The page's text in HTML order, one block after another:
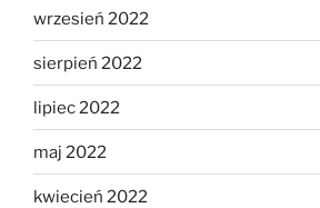
wrzesień 2022
sierpień 2022
lipiec 2022
maj 2022
kwiecień 2022